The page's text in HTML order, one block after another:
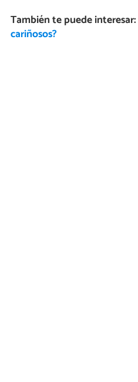
También te puede interesar:
cariñosos?